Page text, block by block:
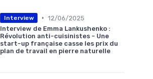
Interview • 12/06/2025
Interview de Emma Lankushenko :
Révolution anti-cuisinistes - Une
start-up française casse les prix du
plan de travail en pierre naturelle